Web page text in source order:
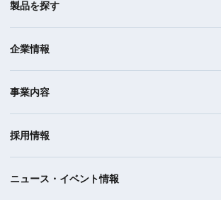
製品を探す
企業情報
事業内容
採用情報
ニュース・イベント情報